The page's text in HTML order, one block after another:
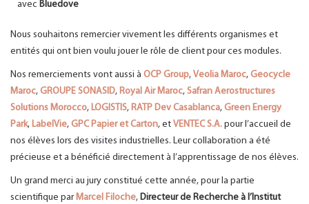
avec Bluedove
Nous souhaitons remercier vivement les différents organismes et
entités qui ont bien voulu jouer le rôle de client pour ces modules.
Nos remerciements vont aussi à OCP Group, Veolia Maroc, Geocycle
Maroc, GROUPE SONASID, Royal Air Maroc, Safran Aerostructures
Solutions Morocco, LOGISTIS, RATP Dev Casablanca, Green Energy
Park, LabelVie, GPC Papier et Carton, et VENTEC S.A. pour l’accueil de
nos élèves lors des visites industrielles. Leur collaboration a été
précieuse et a bénéficié directement à l’apprentissage de nos élèves.
Un grand merci au jury constitué cette année, pour la partie
scientifique parMarcel Filoche, Directeur de Recherche à l’Institut